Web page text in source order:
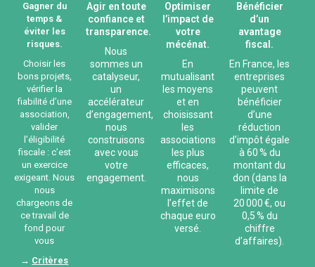
Gagner du
temps &
éviter les
risques.
Choisir les
bons projets,
vérifier la
fiabilité d’une
association,
valider
l’éligibilité
fiscale : c’est
un exercice
exigeant. Nous
nous
chargeons de
ce travail de
fond pour
vous
→ Critères
Agir en toute
confiance et
transparence.
Nous
sommes un
catalyseur,
un
accélérateur
d’engagement,
nous
construisons
avec vous
votre
engagement.
Optimiser
l’impact de
votre
mécénat.
En
mutualisant
les moyens
et en
choisissant
les
associations
les plus
efficaces,
nous
maximisons
l’effet de
chaque euro
versé.
Bénéficier
d’un
avantage
fiscal.
En France, les
entreprises
peuvent
bénéficier
d’une
réduction
d’impôt égale
à 60 % du
montant du
don (dans la
limite de
20 000 €, ou
0,5 % du
chiffre
d’affaires).